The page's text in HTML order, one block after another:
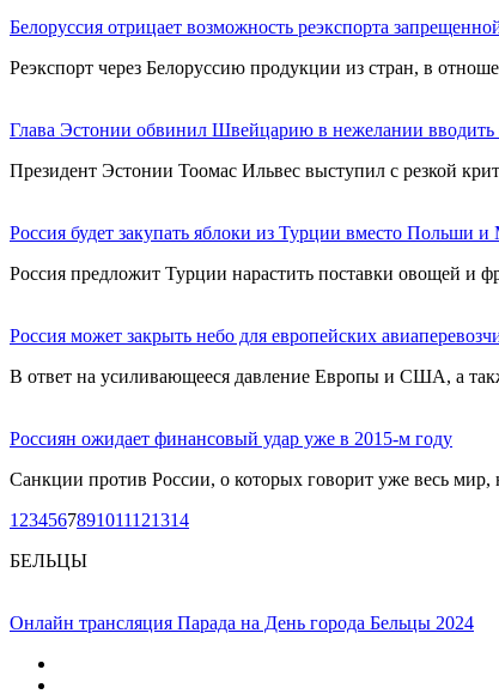
Белоруссия отрицает возможность реэкспорта
Реэкспорт через Белоруссию продукции из стран, в
Глава Эстонии обвинил Швейцарию в нежелании
Президент Эстонии Тоомас Ильвес выступил с резкой
Россия будет закупать яблоки из Турции вместо Польши
Россия предложит Турции нарастить поставки овощей
Россия может закрыть небо для европейских
В ответ на усиливающееся давление Европы и США, а
Россиян ожидает финансовый удар уже в 2015-м году
Санкции против России, о которых говорит уже весь мир,
1 234567891011121314
БЕЛЬЦЫ
Онлайн трансляция Парада на День города Бельцы 2024